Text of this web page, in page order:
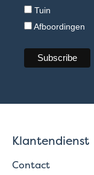
Tuin
Afboordingen
Klantendienst
Contact